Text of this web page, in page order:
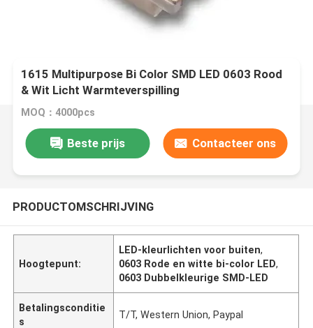
1615 Multipurpose Bi Color SMD LED 0603 Rood
& Wit Licht Warmteverspilling
MOQ：4000pcs
Beste prijs Contacteer ons
PRODUCTOMSCHRIJVING
Hoogtepunt:
LED-kleurlichten voor buiten,
0603 Rode en witte bi-color LED,
0603 Dubbelkleurige SMD-LED
Betalingsconditie
s
T/T, Western Union, Paypal